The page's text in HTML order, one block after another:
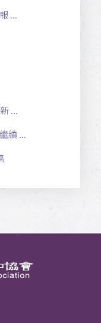
...
...
續 ...